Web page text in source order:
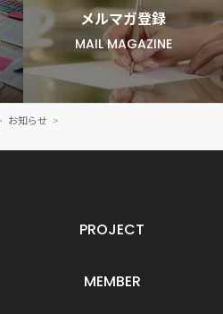
メルマガ登録
MAIL MAGAZINE
お知らせ
PROJECT
MEMBER